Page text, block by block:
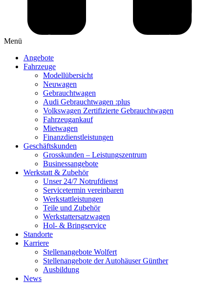
Menü
Angebote
Fahrzeuge
Modellübersicht
Neuwagen
Gebrauchtwagen
Audi Gebrauchtwagen :plus
Volkswagen Zertifizierte Gebrauchtwagen
Fahrzeugankauf
Mietwagen
Finanzdienstleistungen
Geschäftskunden
Grosskunden – Leistungszentrum
Businessangebote
Werkstatt & Zubehör
Unser 24/7 Notrufdienst
Servicetermin vereinbaren
Werkstattleistungen
Teile und Zubehör
Werkstattersatzwagen
Hol- & Bringservice
Standorte
Karriere
Stellenangebote Wolfert
Stellenangebote der Autohäuser Günther
Ausbildung
News